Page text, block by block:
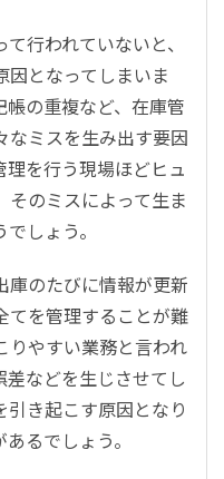
行われていないと、
因となってしまいま
の重複など、在庫管
なミスを生み出す要因
理を行う現場ほどヒュ
のミスによって生ま
しょう。
庫のたびに情報が更新
てを管理することが難
りやすい業務と言われ
などを生じさせてし
引き起こす原因となり
るでしょう。